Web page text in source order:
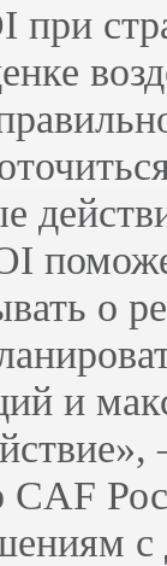
при
о
и
CAF